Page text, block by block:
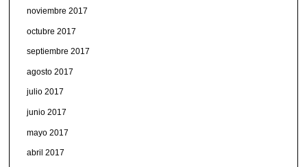
noviembre 2017
octubre 2017
septiembre 2017
agosto 2017
julio 2017
junio 2017
mayo 2017
abril 2017